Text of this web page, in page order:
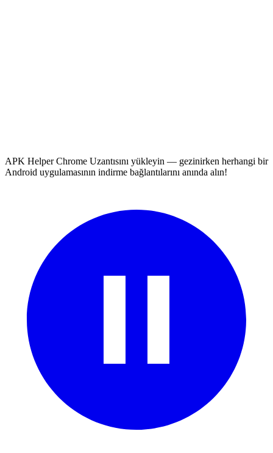
APK Helper Chrome Uzantısını yükleyin — gezinirken herhangi bir
Android uygulamasının indirme bağlantılarını anında alın!